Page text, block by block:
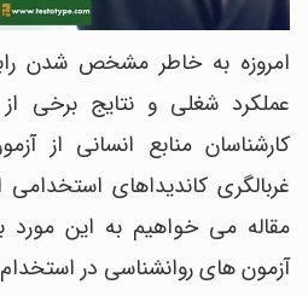
امروزه به خاطر مشخص شدن
عملکرد شغلی و نتایج برخی
کارشناسان منابع انسانی از
غربالگری کاندیداهای
مقاله می خواهیم به این مورد
آزمون های روانشناسی در